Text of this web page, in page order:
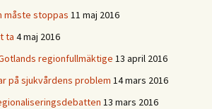
måste stoppas 11 maj 2016
ta 4 maj 2016
regionfullmäktige 13 april 2016
på sjukvårdens problem 14 mars 2016
13 mars 2016